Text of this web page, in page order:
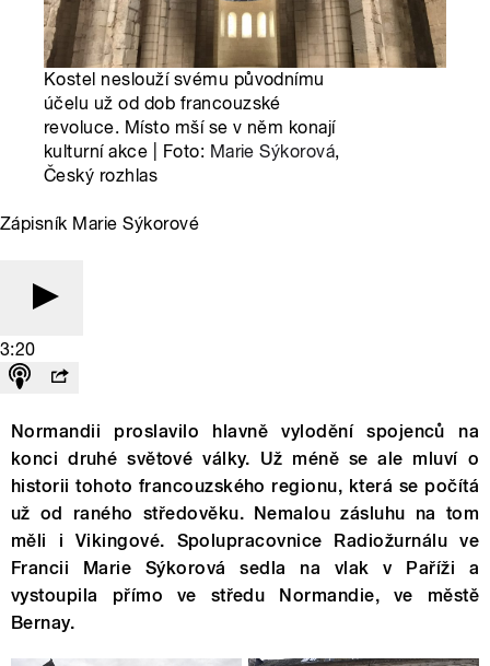
Kostel neslouží svému původnímu
účelu už od dob francouzské
revoluce. Místo mší se v něm konají
kulturní akce | Foto: Marie Sýkorová,
Český rozhlas
Zápisník Marie Sýkorové
3:20
Normandii proslavilo hlavně vylodění spojenců na
konci druhé světové války. Už méně se ale mluví o
historii tohoto francouzského regionu, která se počítá
už od raného středověku. Nemalou zásluhu na tom
měli i Vikingové. Spolupracovnice Radiožurnálu ve
Francii Marie Sýkorová sedla na vlak v Paříži a
vystoupila přímo ve středu Normandie, ve městě
Bernay.